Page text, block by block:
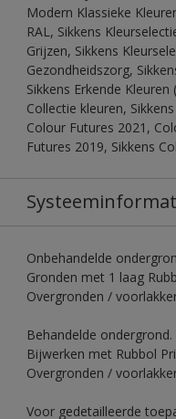
Modern Klassieke
RAL, Sikkens
Grijzen, Sikkens
Gezondheidszorg,
Sikkens Erkende
Collectie kleuren,
Colour Futures 2021,
Futures 2019, Sikkens
Onbehandelde
Gronden met 1 laag
Overgronden /
Behandelde ondergrond.
Bijwerken met Rubbol
Overgronden /
Voor gedetailleerde